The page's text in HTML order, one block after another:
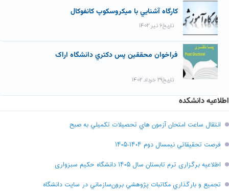
کارگاه آشنايي با ميکروسکوپ کانفوکال
تاریخ۶ تیر ۱۴۰۲
فراخوان محققين پس دکتري دانشگاه اراک
تاریخ۲۹ خرداد ۱۴۰۲
اطلاعیه دانشکده
انتقال ساعت امتحان آزمون هاي تحصيلات تکميلي به صبح
فرصت تحقيقاتي نیمسال دوم ۱۴۰۴-۱۴۰۵
اطلاعیه برگزاری ترم تابستان سال ۱۴۰۵ دانشگاه حکیم سبزواری
تجميع و بارگذاري مکاتبات پژوهشي برون‌سازماني در سايت دانشگاه